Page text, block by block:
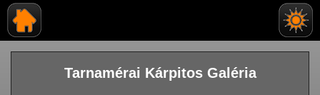
Tarnamérai Kárpitos Galéria